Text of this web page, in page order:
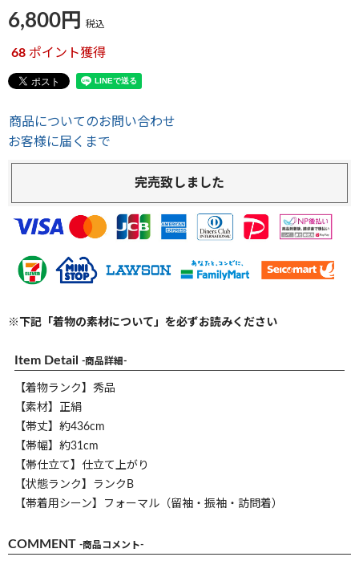
6,800 税込
68 ポイント獲得
商品についてのお問い合わせ
お客様に届くまで
完売致しました
※下記「着物の素材について」を必ずお読みください
Item Detail -商品詳細-
【着物ランク】秀品
【素材】正絹
【帯丈】約436cm
【帯幅】約31cm
【帯仕立て】仕立て上がり
【状態ランク】ランクB
【帯着用シーン】フォーマル（留袖・振袖・訪問着）
COMMENT -商品コメント-